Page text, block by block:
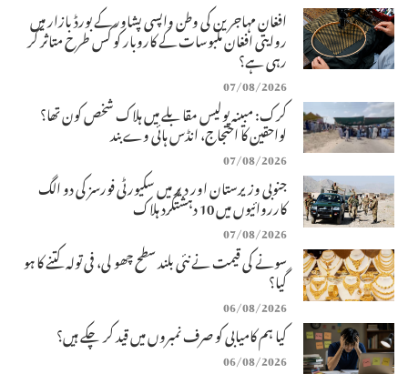
افغان مہاجرین کی وطن واپسی پشاور کے بورڈ بازار میں
روایتی افغان ملبوسات کے کاروبار کو کس طرح متاثر کر
رہی ہے؟
07/08/2026
کرک: مبینہ پولیس مقابلے میں ہلاک شخص کون تھا؟
لواحقین کا احتجاج، انڈس ہائی وے بند
07/08/2026
جنوبی وزیرستان اور دیر میں سکیورٹی فورسز کی دو الگ
کارروائیوں میں 10 دہشتگرد ہلاک
07/08/2026
سونے کی قیمت نے نئی بلند سطح چھو لی، فی تولہ کتنے کا ہو
گیا؟
06/08/2026
کیا ہم کامیابی کو صرف نمبروں میں قید کر چکے ہیں؟
06/08/2026